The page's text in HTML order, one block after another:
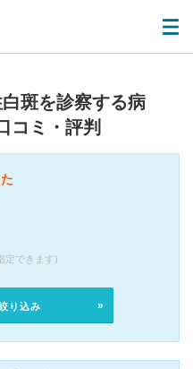
斑を診察する病
コミ・評判
定できます)
り込み